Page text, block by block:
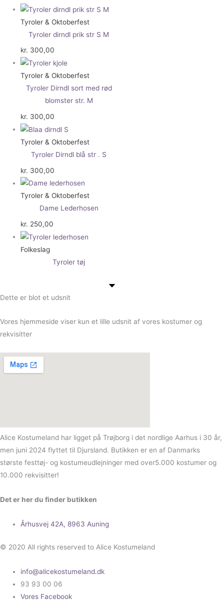
Tyroler & Oktoberfest
Tyroler dirndl prik str S M
kr. 300,00
Tyroler & Oktoberfest
Tyroler Dirndl sort med rød
blomster str. M
kr. 300,00
Tyroler & Oktoberfest
Tyroler Dirndl blå str . S
kr. 300,00
Tyroler & Oktoberfest
Dame Lederhosen
kr. 250,00
Folkeslag
Tyroler tøj
Dette er blot et udsnit
Vores hjemmeside viser kun et lille udsnit af vores kostumer og
rekvisitter
Alice Kostumeland har ligget på Trøjborg i det nordlige Aarhus i 30 år,
men juni 2024 flyttet til Djursland. Butikken er en af Danmarks
største festtøj- og kostumeudlejninger med over5.000 kostumer og
10.000 rekvisitter!
Det er her du finder butikken
Århusvej 42A, 8963 Auning
© 2020 All rights reserved to Alice Kostumeland
info@alicekostumeland.dk
93 93 00 06
Vores Facebook